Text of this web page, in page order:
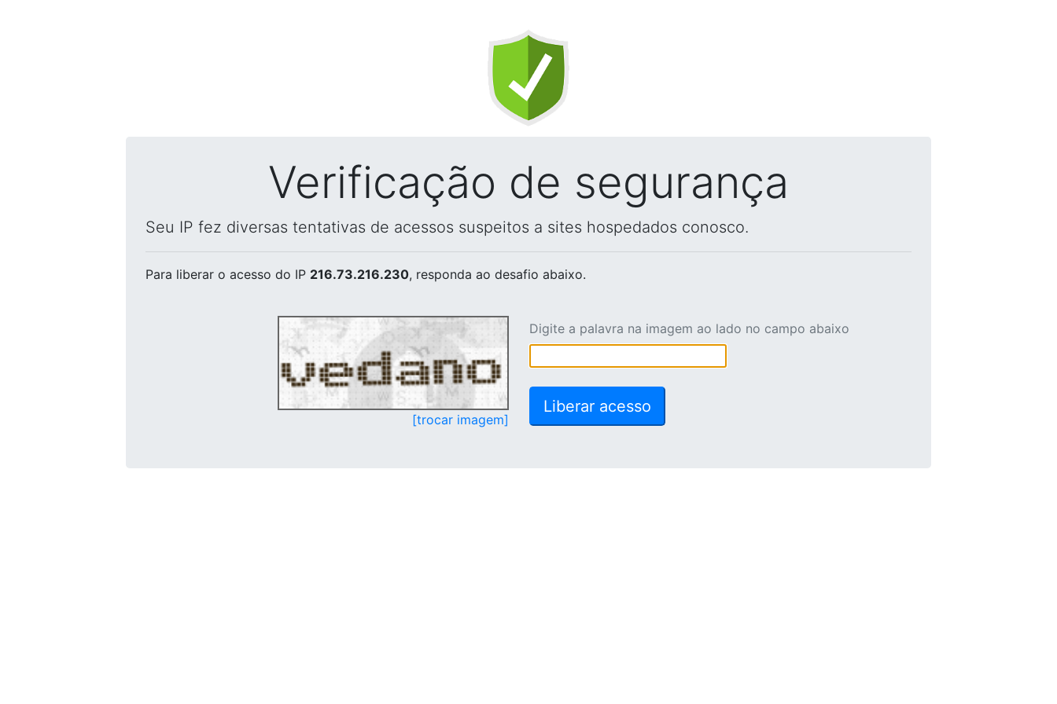
Verificação de segurança
Seu IP fez diversas tentativas de acessos suspeitos a sites hospedados conosco.
Para liberar o acesso do IP 216.73.216.230, responda ao desafio abaixo.
[trocar imagem]
Digite a palavra na imagem ao lado no campo abaixo